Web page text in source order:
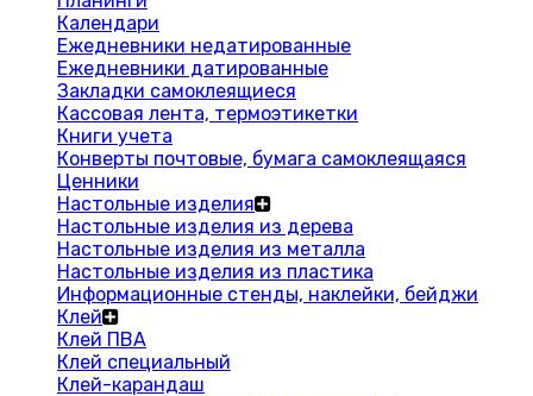
Календари
Ежедневники недатированные
Ежедневники датированные
Закладки самоклеящиеся
Кассовая лента, термоэтикетки
Книги учета
Конверты почтовые, бумага самоклеящаяся
Ценники
Настольные изделия
Настольные изделия из дерева
Настольные изделия из металла
Настольные изделия из пластика
Информационные стенды, наклейки, бейджи
Клей
Клей ПВА
Клей специальный
Клей-карандаш